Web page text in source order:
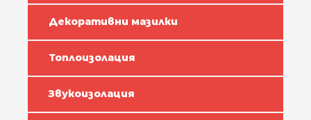
Декоративни мазилки
Топлоизолация
Звукоизолация